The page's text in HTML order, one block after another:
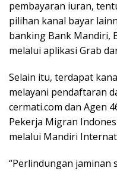
pembayaran iuran,
pilihan kanal bayar
banking Bank Mandiri,
melalui aplikasi Grab
Selain itu, terdapat
melayani pendaftaran
cermati.com dan Agen
Pekerja Migran
melalui Mandiri
“Perlindungan jaminan